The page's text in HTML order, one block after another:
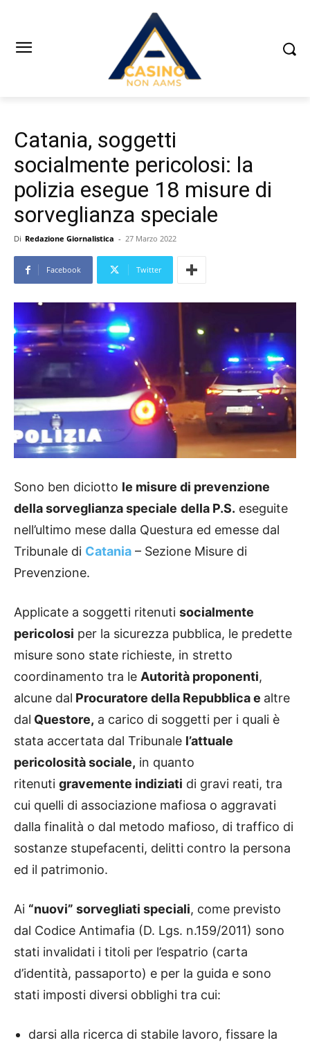
Catania, soggetti
socialmente pericolosi: la
polizia esegue 18 misure di
sorveglianza speciale
Di Redazione Giornalistica - 27 Marzo 2022
Facebook Twitter
Sono ben diciotto le misure di prevenzione
della sorveglianza speciale della P.S. eseguite
nell’ultimo mese dalla Questura ed emesse dal
Tribunale di Catania – Sezione Misure di
Prevenzione.
Applicate a soggetti ritenuti socialmente
pericolosi per la sicurezza pubblica, le predette
misure sono state richieste, in stretto
coordinamento tra le Autorità proponenti,
alcune dal Procuratore della Repubblica e altre
dal Questore, a carico di soggetti per i quali è
stata accertata dal Tribunale l’attuale
pericolosità sociale, in quanto
ritenuti gravemente indiziati di gravi reati, tra
cui quelli di associazione mafiosa o aggravati
dalla finalità o dal metodo mafioso, di traffico di
sostanze stupefacenti, delitti contro la persona
ed il patrimonio.
Ai “nuovi” sorvegliati speciali, come previsto
dal Codice Antimafia (D. Lgs. n.159/2011) sono
stati invalidati i titoli per l’espatrio (carta
d’identità, passaporto) e per la guida e sono
stati imposti diversi obblighi tra cui:
darsi alla ricerca di stabile lavoro, fissare la